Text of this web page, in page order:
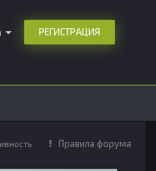
РЕГИСТРАЦИЯ
Правила форума